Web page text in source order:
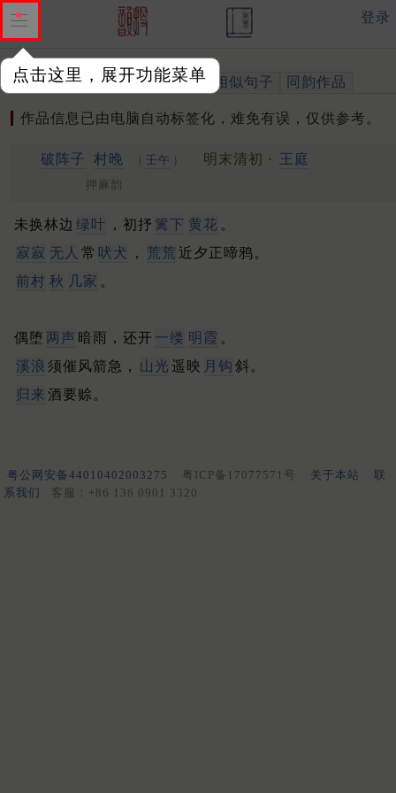
点击这里，展开功能菜单
登录
作品 标注四声 出处、引用 相似句子 同韵作品
作品信息已由电脑自动标签化，难免有误，仅供参考。
破阵子 村晚 （ 壬午 ） 明末清初 · 王庭
押麻韵
未换林边 绿叶 ，初抒 篱下 黄花 。
寂寂 无人 常 吠犬 ， 荒荒 近夕正啼鸦。
前村 秋 几家 。
偶堕 两声 暗雨，还开 一缕 明霞 。
溪浪 须催风箭急， 山光 遥映 月钩 斜。
归来 酒要赊。
粤公网安备44010402003275 粤ICP备17077571号 关于本站
联
系我们
客服：+86 136 0901 3320